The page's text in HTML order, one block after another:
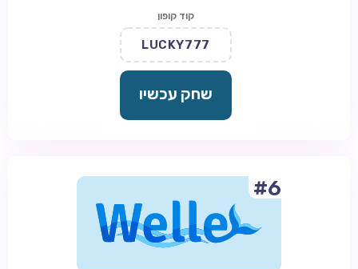
קוד קופון
LUCKY777
שחק עכשיו
#6